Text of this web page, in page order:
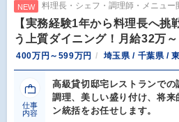
NEW 料理長・シェフ・調理師・メニュー
【実務経験1年から料理長へ挑
う上質ダイニング！月給32万
400万円～599万円 埼玉県 / 千葉県 /
仕事
内容
高級貸切邸宅レストランで
調理、美しい盛り付け、将
ン統括をお任せします。